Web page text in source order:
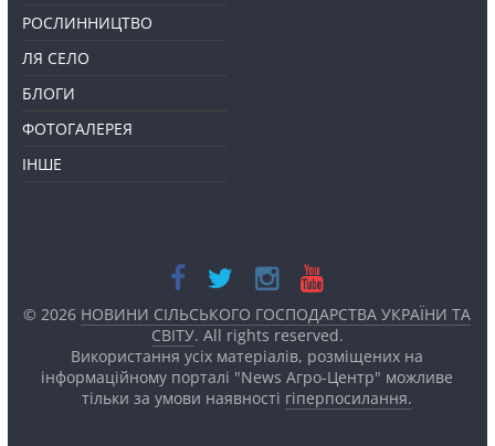
РОСЛИННИЦТВО
ЛЯ СЕЛО
БЛОГИ
ФОТОГАЛЕРЕЯ
ІНШЕ
© 2026 НОВИНИ СІЛЬСЬКОГО ГОСПОДАРСТВА УКРАЇНИ ТА
СВІТУ. All rights reserved.
Використання усіх матеріалів, розміщених на
інформаційному порталі "News Агро-Центр" можливе
тільки за умови наявності гіперпосилання.